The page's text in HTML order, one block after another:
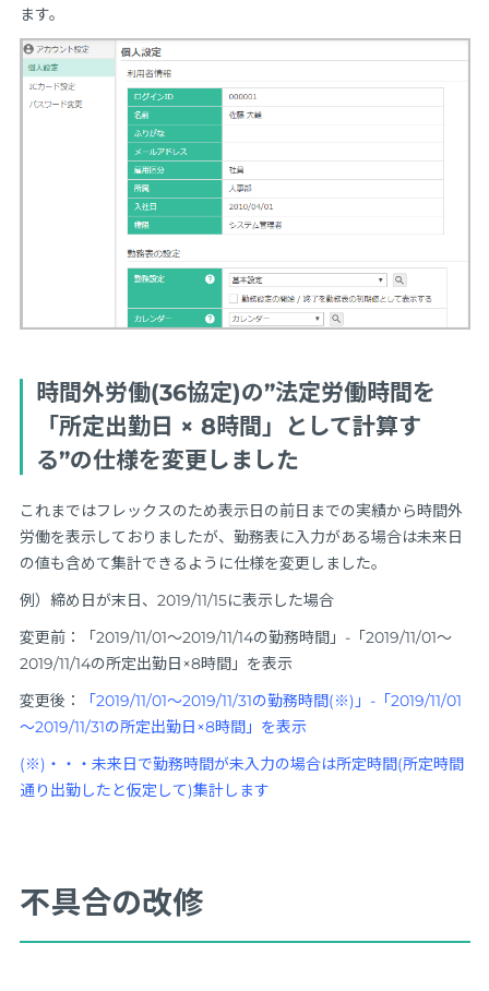
ます。
時間外労働(36協定)の”法定労働時間を
「所定出勤日 × 8時間」として計算す
る”の仕様を変更しました
これまではフレックスのため表示日の前日までの実績から時間外
労働を表示しておりましたが、勤務表に入力がある場合は未来日
の値も含めて集計できるように仕様を変更しました。
例）締め日が末日、2019/11/15に表示した場合
変更前：「2019/11/01～2019/11/14の勤務時間」-「2019/11/01～
2019/11/14の所定出勤日×8時間」を表示
変更後：
「2019/11/01～2019/11/31の勤務時間(※)」-「2019/11/01
～2019/11/31の所定出勤日×8時間」を表示
(※)・・・未来日で勤務時間が未入力の場合は所定時間(所定時間
通り出勤したと仮定して)集計します
不具合の改修